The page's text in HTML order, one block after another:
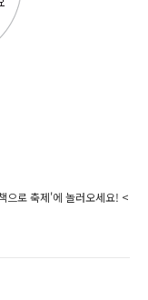
으로 축제'에 놀러오세요! <